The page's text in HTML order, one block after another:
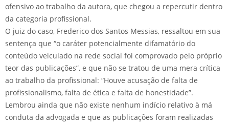
ofensivo ao trabalho da autora, que chegou a repercutir dentro
da categoria profissional.
O juiz do caso, Frederico dos Santos Messias, ressaltou em sua
sentença que “o caráter potencialmente difamatório do
conteúdo veiculado na rede social foi comprovado pelo próprio
teor das publicações”, e que não se tratou de uma mera crítica
ao trabalho da profissional: “Houve acusação de falta de
profissionalismo, falta de ética e falta de honestidade”.
Lembrou ainda que não existe nenhum indício relativo à má
conduta da advogada e que as publicações foram realizadas